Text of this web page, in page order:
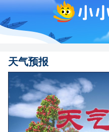
天气预报